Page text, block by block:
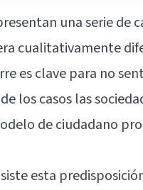
una serie de
cualitativamente
es clave para no
los casos las
de ciudadano
esta